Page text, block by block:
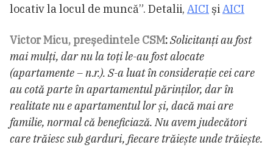
locativ la locul de muncă”. Detalii, AICI șiAICI
Victor Micu, președintele CSM:Solicitanți au fost
mai mulți, dar nu la toți le-au fost alocate
(apartamente – n.r.). S-a luat în considerație cei care
au cotă parte în apartamentul părinților, dar în
realitate nu e apartamentul lor și, dacă mai are
familie, normal că beneficiază. Nu avem judecători
care trăiesc sub garduri, fiecare trăiește unde trăiește.